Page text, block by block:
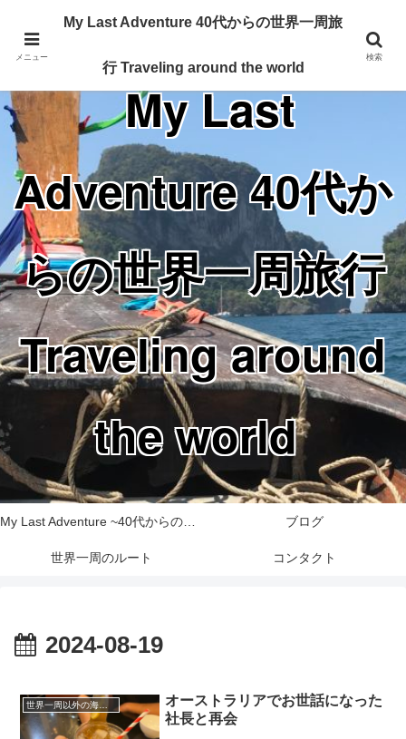
Traveling around the world from my 40's
My Last
Adventure 40代か
らの世界一周旅行
Traveling around
the world
My Last Adventure ~40代からの世界一周旅行記~ ブログ
世界一周のルート コンタクト
2024-08-19
世界一周以外の海外旅行記
オーストラリアでお世話になった
社長と再会
メニュー
My Last Adventure 40代からの世界一周旅
行 Traveling around the world
検索